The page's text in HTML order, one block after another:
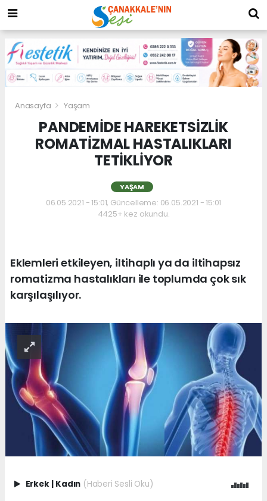
Anasayfa Yaşam
PANDEMİDE HAREKETSİZLİK
ROMATİZMAL HASTALIKLARI
TETİKLİYOR
YAŞAM
06.05.2021 - 15:01, Güncelleme: 06.05.2021 - 15:01
4425+ kez okundu.
Eklemleri etkileyen, iltihaplı ya da iltihapsız
romatizma hastalıkları ile toplumda çok sık
karşılaşılıyor.
Erkek | Kadın (Haberi Sesli Oku)